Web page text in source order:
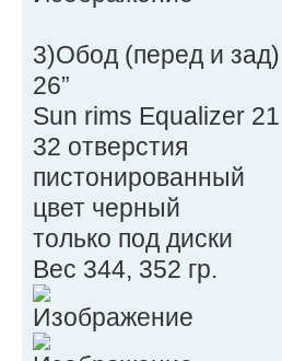
3)Обод (перед и зад)
26”
Sun rims Equalizer 21
32 отверстия
пистонированный
цвет черный
только под диски
Вес 344, 352 гр.